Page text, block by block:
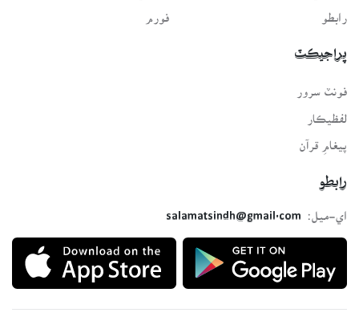
رابطو فورم
پراجيڪٽ
فونٽ سرور
لفظيڪار
پيغامِ قرآن
رابطو
اي-ميل:
salamatsindh@gmail.com